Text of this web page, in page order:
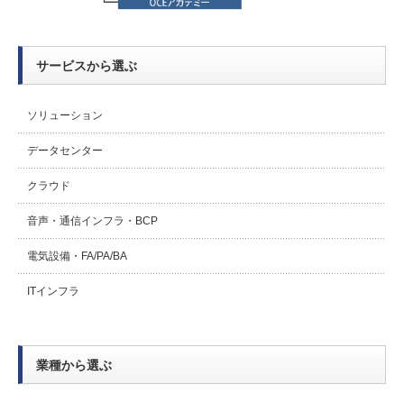
サービスから選ぶ
ソリューション
データセンター
クラウド
音声・通信インフラ・BCP
電気設備・FA/PA/BA
ITインフラ
業種から選ぶ